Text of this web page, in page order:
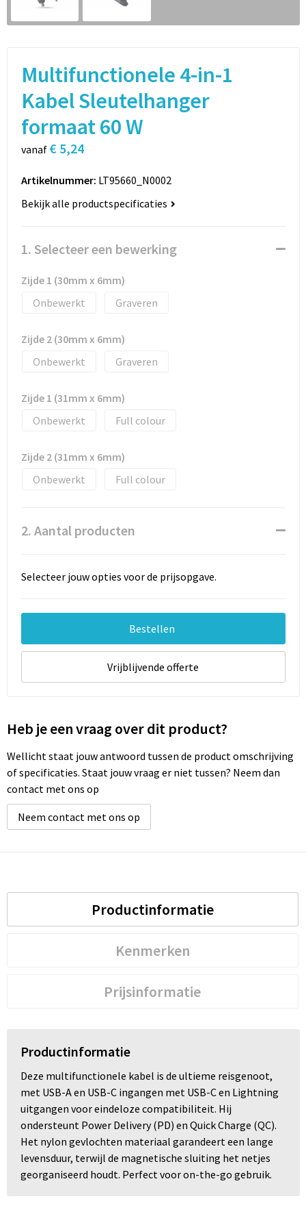
Sport
Vrije tijd en Strand
Spellen voor binnen en buiten
Persoonlijke verzorging
Rugzakken
Schoudertassen
Boodschappentassen
Jute tassen
Katoenen draagtassen
Toilettassen
Heuptassen
Reistassen
Documententassen
Schoenentassen
Multifunctionele 4-in-1
Kabel Sleutelhanger
formaat 60 W
vanaf € 5,24
Artikelnummer: LT95660_N0002
Bekijk alle productspecificaties
1. Selecteer een bewerking
Zijde 1 (30mm x 6mm)
Onbewerkt
Graveren
Zijde 2 (30mm x 6mm)
Onbewerkt
Graveren
Zijde 1 (31mm x 6mm)
Onbewerkt
Full colour
Zijde 2 (31mm x 6mm)
Onbewerkt
Full colour
2. Aantal producten
Selecteer jouw opties voor de prijsopgave.
Bestellen
Vrijblijvende offerte
Heb je een vraag over dit product?
Wellicht staat jouw antwoord tussen de product omschrijving
of specificaties. Staat jouw vraag er niet tussen? Neem dan
contact met ons op
Neem contact met ons op
Productinformatie
Kenmerken
Prijsinformatie
Productinformatie
Deze multifunctionele kabel is de ultieme reisgenoot,
met USB-A en USB-C ingangen met USB-C en Lightning
uitgangen voor eindeloze compatibiliteit. Hij
ondersteunt Power Delivery (PD) en Quick Charge (QC).
Het nylon gevlochten materiaal garandeert een lange
levensduur, terwijl de magnetische sluiting het netjes
georganiseerd houdt. Perfect voor on-the-go gebruik.